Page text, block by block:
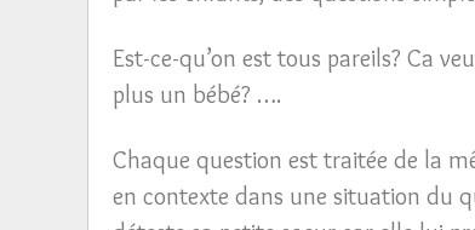
Est-ce-qu’on est tous pareils? Ca
plus un bébé? ….
Chaque question est traitée de la
en contexte dans une situation du